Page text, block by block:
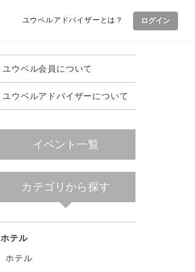
ユウベルアドバイザーとは？ ログイン
ユウベル会員について
ユウベルアドバイザーについて
イベント一覧
カテゴリから探す
ホテル
ホテル